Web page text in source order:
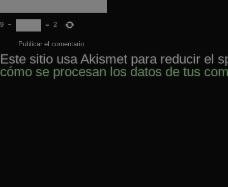
9 − = 2
Este sitio usa Akismet para reducir el
cómo se procesan los datos de tus